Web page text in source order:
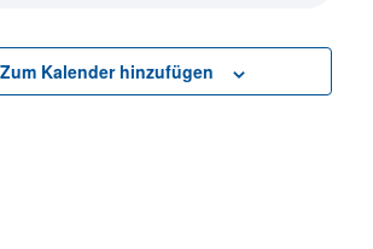
Zum Kalender hinzufügen